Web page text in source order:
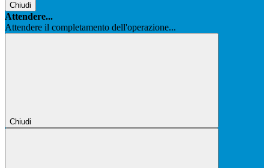
Chiudi
Attendere...
Attendere il completamento dell'operazione...
Chiudi